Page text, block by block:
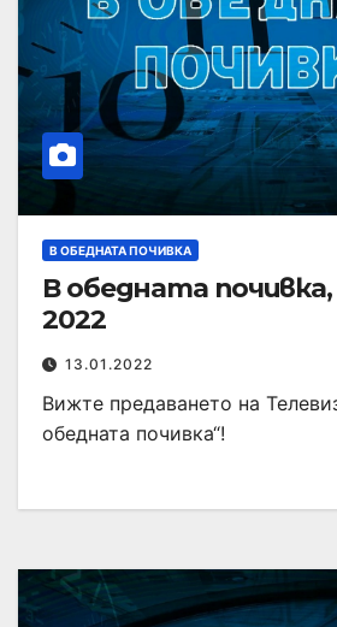
В ОБЕДНАТА ПОЧИВКА
В обедната почивка,
2022
13.01.2022
Вижте предаването на
обедната почивка“!